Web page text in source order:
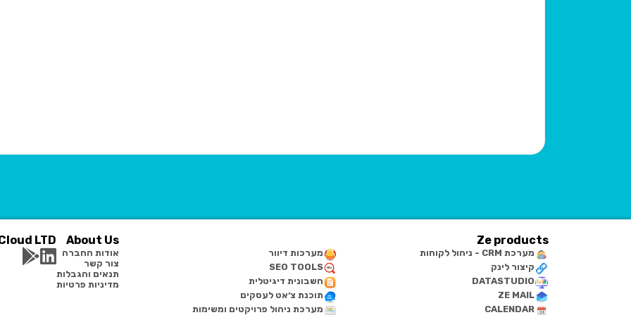
Ze products
מערכת CRM - ניהול לקוחות
מערכות דיוור
קיצור לינק
SEO TOOLS
DATASTUDIO
חשבונית דיגיטלית
ZE MAIL
תוכנת צ׳אט לעסקים
CALENDAR
מערכת ניהול פרויקטים ומשימות
About Us
אודות החברה
צור קשר
תנאים והגבלות
מדיניות פרטיות
LTD.